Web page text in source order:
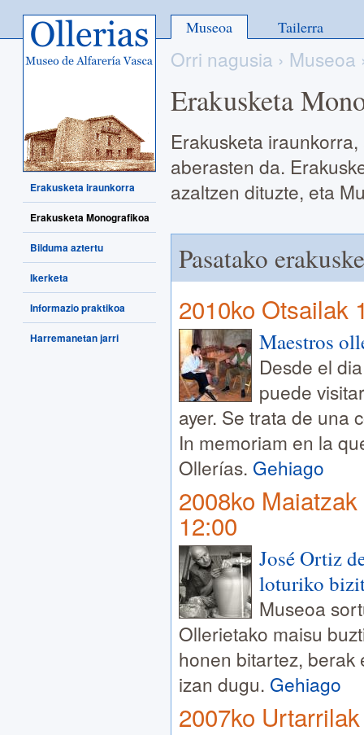
Ollerias - Museo de Alfarería
Vasca
Orri nagusia › Museoa
Erakusketa
Erakusketa
aberasten da.
azaltzen dituzte, eta
Pasatako
2010ko Otsailak
Maestros
Desde el
puede
ayer. Se trata de una
In memoriam en la
Ollerías. Gehiago
2008ko
12:00
José Ortiz
loturiko
Museoa
Ollerietako maisu
honen bitartez, berak
izan dugu. Gehiago
2007ko
Museoa Tailerra
Erakusketa iraunkorra
Erakusketa Monografikoa
Bilduma aztertu
Ikerketa
Informazio praktikoa
Harremanetan jarri